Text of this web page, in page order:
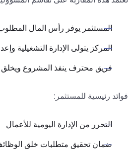
المستثمر يوفر رأس المال
المركز يتولى الإدارة التشغيلية
فريق محترف ينفذ المشروع
فوائد رئيسية للمستثمر:
التحرر من الإدارة اليومية للأعمال
ضمان تحقيق متطلبات خلق